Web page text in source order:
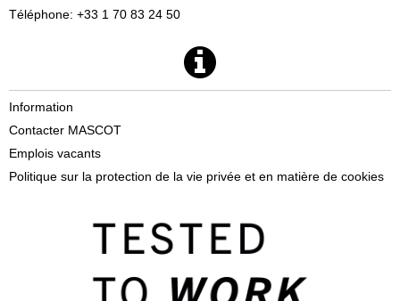
Téléphone: +33 1 70 83 24 50
Information
Contacter MASCOT
Emplois vacants
Politique sur la protection de la vie privée et en matière de cookies